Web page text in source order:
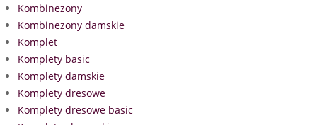
Kombinezony
Kombinezony damskie
Komplet
Komplety basic
Komplety damskie
Komplety dresowe
Komplety dresowe basic